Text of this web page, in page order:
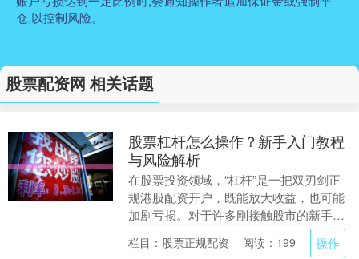
仓,以控制风险。
股票配资网 相关话题
股票杠杆怎么操作？新手入门教程
与风险解析
在股票投资领域，“杠杆”是一把双刃剑正
规港股配资开户，既能放大收益，也可能
加剧亏损。对于许多刚接触股市的新手来
说，杠杆操作既充满诱惑又令人望而生
畏。本文将为您详....
栏目：股票正规配资 阅读：199 操作